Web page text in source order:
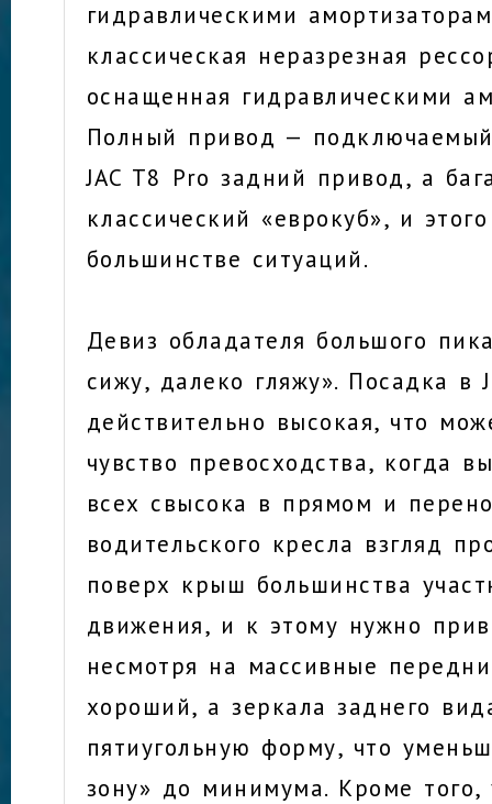
гидравлическими
классическая неразрезная
оснащенная гидравлическими
Полный привод —
JAC T8 Pro задний привод, а
классический «еврокуб», и
большинстве ситуаций.
Девиз обладателя большого
сижу, далеко гляжу». Посадка в
действительно высокая, что
чувство превосходства, когда
всех свысока в прямом и
водительского кресла взгляд
поверх крыш большинства
движения, и к этому нужно
несмотря на массивные
хороший, а зеркала заднего
пятиугольную форму, что
зону» до минимума. Кроме того,